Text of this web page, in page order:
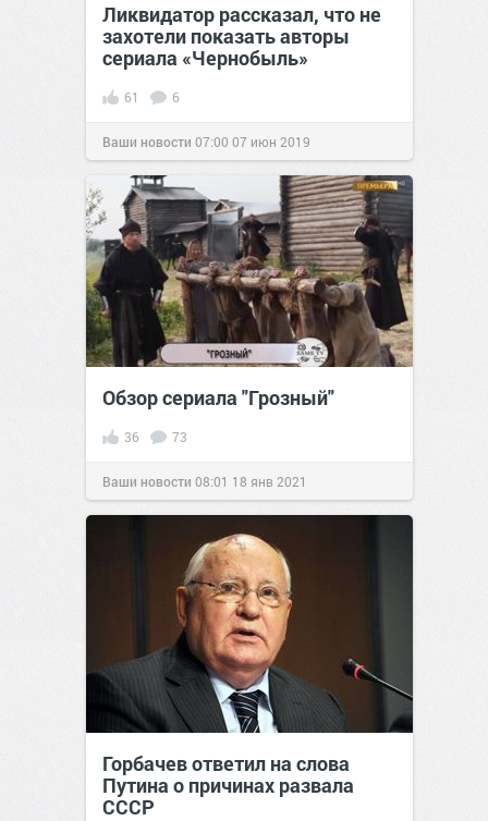
Ликвидатор рассказал, что не
захотели показать авторы
сериала «Чернобыль»
61 6
Ваши новости 07:00 07 июн 2019
Обзор сериала "Грозный"
36 73
Ваши новости 08:01 18 янв 2021
Горбачев ответил на слова
Путина о причинах развала
СССР